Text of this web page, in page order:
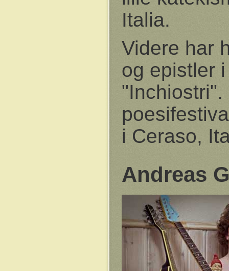
Italia.
Videre har
og epistler
i Ceraso,
Andreas